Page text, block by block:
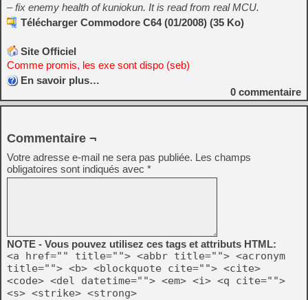
– fix enemy health of kuniokun. It is read from real MCU.
Télécharger Commodore C64 (01/2008) (35 Ko)
Site Officiel
Comme promis, les exe sont dispo (seb)
En savoir plus…
0 commentaire
Commentaire ¬
Votre adresse e-mail ne sera pas publiée. Les champs
obligatoires sont indiqués avec *
NOTE - Vous pouvez utilisez ces tags et attributs HTML:
<a href="" title=""> <abbr title=""> <acronym
title=""> <b> <blockquote cite=""> <cite>
<code> <del datetime=""> <em> <i> <q cite="">
<s> <strike> <strong>